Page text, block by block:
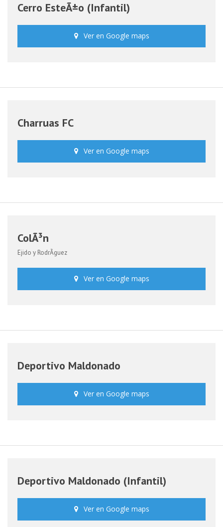
Cerro EsteÃ±o (Infantil)
Ver en Google maps
Charruas FC
Ver en Google maps
ColÃ³n
Ejido y RodrÃ­guez
Ver en Google maps
Deportivo Maldonado
Ver en Google maps
Deportivo Maldonado (Infantil)
Ver en Google maps